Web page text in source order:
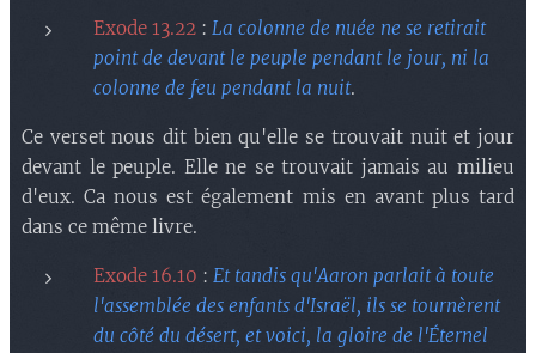
Exode 13.22 : La colonne de nuée ne se retirait
point de devant le peuple pendant le jour, ni la
colonne de feu pendant la nuit.
Ce verset nous dit bien qu'elle se trouvait nuit et jour
devant le peuple. Elle ne se trouvait jamais au milieu
d'eux. Ca nous est également mis en avant plus tard
dans ce même livre.
Exode 16.10 : Et tandis qu'Aaron parlait à toute
l'assemblée des enfants d'Israël, ils se tournèrent
du côté du désert, et voici, la gloire de l'Éternel